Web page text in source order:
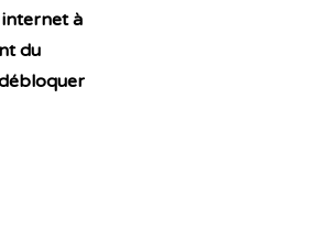
internet à
du